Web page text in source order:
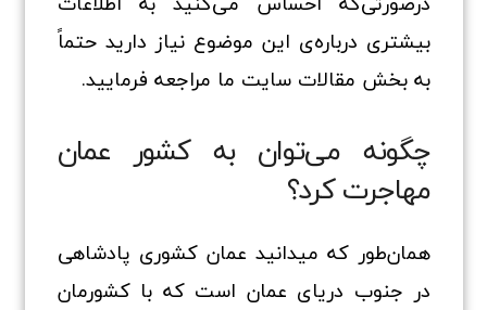
بیشتری درباره‌ی این موضوع نیاز دارید حتماً
به بخش مقالات سایت ما مراجعه فرمایید.
چگونه می‌توان به کشور عمان
مهاجرت کرد؟
همان‌طور که میدانید عمان کشوری پادشاهی
در جنوب دریای عمان است که با کشورمان